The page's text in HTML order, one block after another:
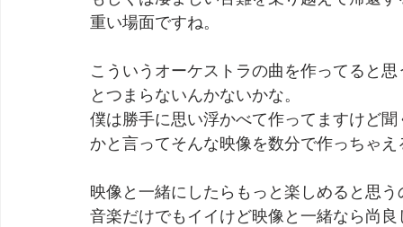
重い場面ですね。
こういうオーケストラの曲を作ってると
とつまらないんかないかな。
僕は勝手に思い浮かべて作ってますけど
かと言ってそんな映像を数分で作っちゃ
映像と一緒にしたらもっと楽しめると思う
音楽だけでもイイけど映像と一緒なら尚良